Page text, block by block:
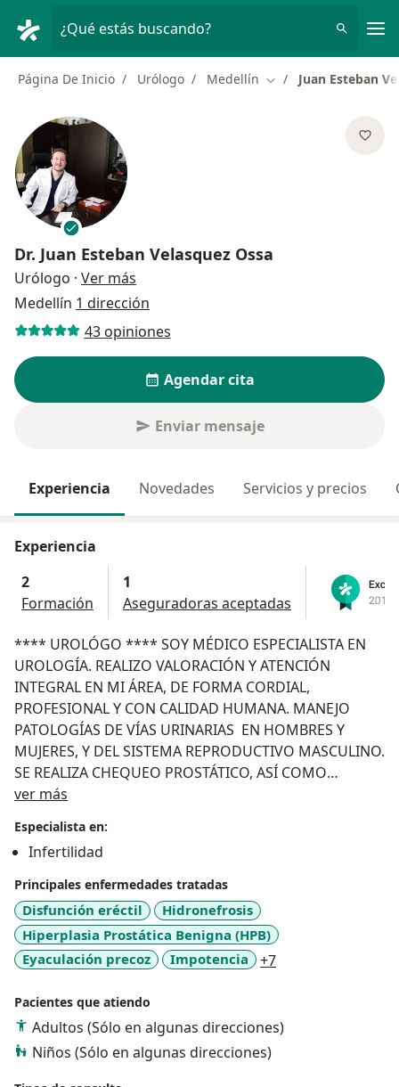
¿Qué estás buscando?
Página De Inicio Urólogo Medellín Cambiar de ciudad
Juan Esteban
Dr. Juan Esteban Velasquez Ossa
Urólogo · Ver más
Medellín 1 dirección
43 opiniones
Agendar cita
Enviar mensaje
Experiencia Novedades Servicios y precios
Experiencia
2
Formación
1
Aseguradoras aceptadas
**** UROLÓGO **** SOY MÉDICO ESPECIALISTA EN
UROLOGÍA. REALIZO VALORACIÓN Y ATENCIÓN
INTEGRAL EN MI ÁREA, DE FORMA CORDIAL,
PROFESIONAL Y CON CALIDAD HUMANA. MANEJO
PATOLOGÍAS DE VÍAS URINARIAS EN HOMBRES Y
MUJERES, Y DEL SISTEMA REPRODUCTIVO MASCULINO.
SE REALIZA CHEQUEO PROSTÁTICO, ASÍ COMO
MANEJO DE PROBLEMAS ESPECIFICOS DE PRÒSTATA.
CONVENCIONALES COMO CIRCUNCISIÓN, CIRUGÍA DE
VARICOCELE, CIRUGÍA DE PRÓSTATA, VASECTOMÍA,
CIRUGÍA DE CÁLCULOS URINARIOS, ENTRE OTRAS; ASÍ
COMO TAMBIÉN CIRUGÍA ESPECIALIZADA
ENDOSCOPICA, CIRUGÍA LÁSER Y LAPAROSCÓPICA.
MANEJO DE PATOLOGÍA SEXUAL MASCULINA Y DE
FERTILIDAD CON RECANALIZACIÓN DE DEFERENTES
ver más
Especialista en:
Infertilidad
Principales enfermedades tratadas
Disfunción eréctil
Hidronefrosis
Hiperplasia Prostática Benigna (HPB)
Eyaculación precoz
Impotencia +7
Pacientes que atiendo
Adultos (Sólo en algunas direcciones)
Niños (Sólo en algunas direcciones)